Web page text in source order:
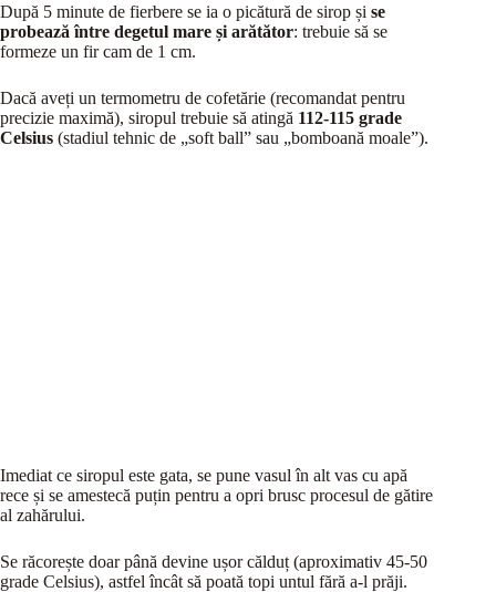
După 5 minute de fierbere se ia o picătură de sirop și se
probează între degetul mare și arătător: trebuie să se
formeze un fir cam de 1 cm.
Dacă aveți un termometru de cofetărie (recomandat pentru
precizie maximă), siropul trebuie să atingă 112-115 grade
Celsius (stadiul tehnic de „soft ball” sau „bomboană moale”).
Imediat ce siropul este gata, se pune vasul în alt vas cu apă
rece și se amestecă puțin pentru a opri brusc procesul de gătire
al zahărului.
Se răcorește doar până devine ușor călduț (aproximativ 45-50
grade Celsius), astfel încât să poată topi untul fără a-l prăji.